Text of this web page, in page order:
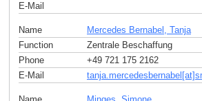
E-Mail
Name
Mercedes Bernabel, Tanja
Function
Zentrale Beschaffung
Phone
+49 721 175 2162
E-Mail